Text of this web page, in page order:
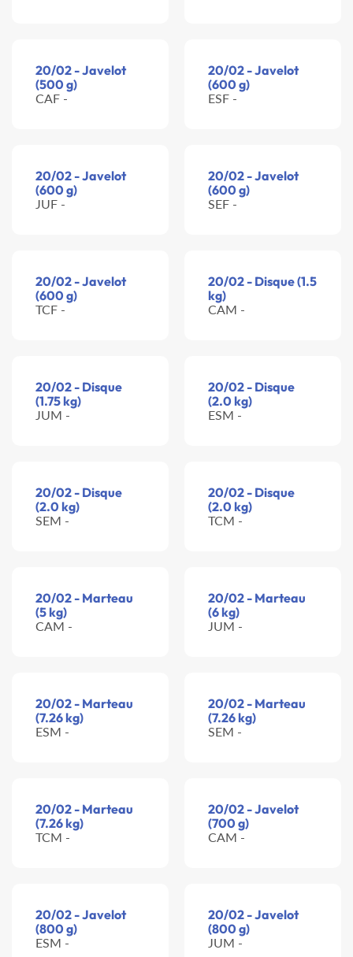
20/02 - Javelot
(500 g)
CAF -
20/02 - Javelot
(600 g)
ESF -
20/02 - Javelot
(600 g)
JUF -
20/02 - Javelot
(600 g)
SEF -
20/02 - Javelot
(600 g)
TCF -
20/02 - Disque (1.5
kg)
CAM -
20/02 - Disque
(1.75 kg)
JUM -
20/02 - Disque
(2.0 kg)
ESM -
20/02 - Disque
(2.0 kg)
SEM -
20/02 - Disque
(2.0 kg)
TCM -
20/02 - Marteau
(5 kg)
CAM -
20/02 - Marteau
(6 kg)
JUM -
20/02 - Marteau
(7.26 kg)
ESM -
20/02 - Marteau
(7.26 kg)
SEM -
20/02 - Marteau
(7.26 kg)
TCM -
20/02 - Javelot
(700 g)
CAM -
20/02 - Javelot
(800 g)
ESM -
20/02 - Javelot
(800 g)
JUM -